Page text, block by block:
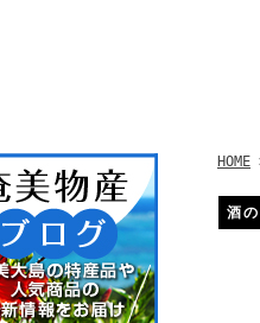
HOME
酒